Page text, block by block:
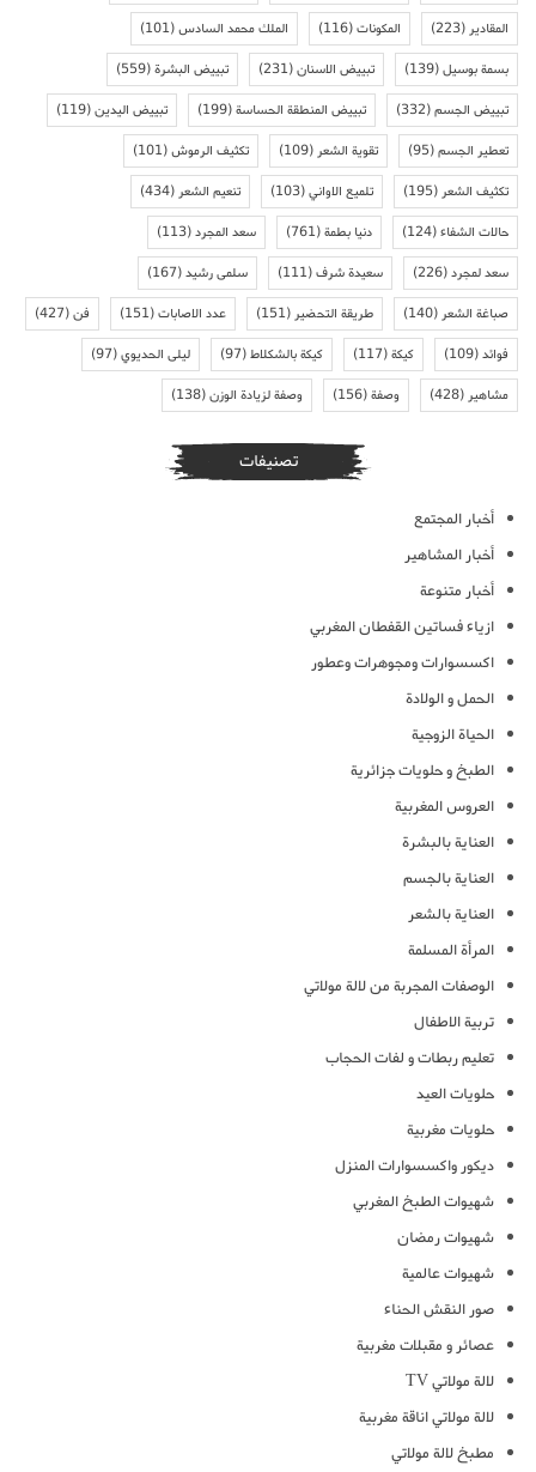
المقادير(223) المكونات(116) الملك محمد السادس(101)
بسمة بوسيل(139) تبييض الاسنان(231) تبييض البشرة(559)
تبييض الجسم(332) تبييض المنطقة الحساسة(199) تبييض اليدين(119)
تعطير الجسم(95) تقوية الشعر(109) تكثيف الرموش(101)
تكثيف الشعر(195) تلميع الاواني(103) تنعيم الشعر(434)
حالات الشفاء(124) دنيا بطمة(761) سعد المجرد(113)
سعد لمجرد(226) سعيدة شرف(111) سلمى رشيد(167)
صباغة الشعر(140) طريقة التحضير(151) عدد الاصابات(151) فن(427)
فوائد(109) كيكة(117) كيكة بالشكلاط(97) ليلى الحديوي(97)
مشاهير(428) وصفة(156) وصفة لزيادة الوزن(138)
تصنيفات
أخبار المجتمع
أخبار المشاهير
أخبار متنوعة
ازياء فساتين القفطان المغربي
اكسسوارات ومجوهرات وعطور
الحمل و الولادة
الحياة الزوجية
الطبخ و حلويات جزائرية
العروس المغربية
العناية بالبشرة
العناية بالجسم
العناية بالشعر
المرأة المسلمة
الوصفات المجربة من لالة مولاتي
تربية الاطفال
تعليم ربطات و لفات الحجاب
حلويات العيد
حلويات مغربية
ديكور واكسسوارات المنزل
شهيوات الطبخ المغربي
شهيوات رمضان
شهيوات عالمية
صور النقش الحناء
عصائر و مقبلات مغربية
لالة مولاتي TV
لالة مولاتي اناقة مغربية
مطبخ لالة مولاتي